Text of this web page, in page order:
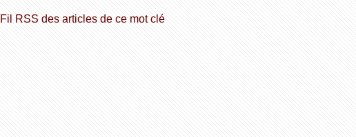
Fil RSS des articles de ce mot clé